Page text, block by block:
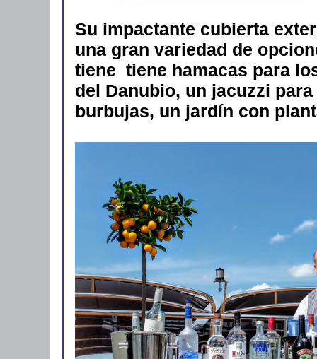
Su impactante cubierta
una gran variedad de
tiene tiene hamacas para
del Danubio, un jacuzzi
burbujas, un jardín con